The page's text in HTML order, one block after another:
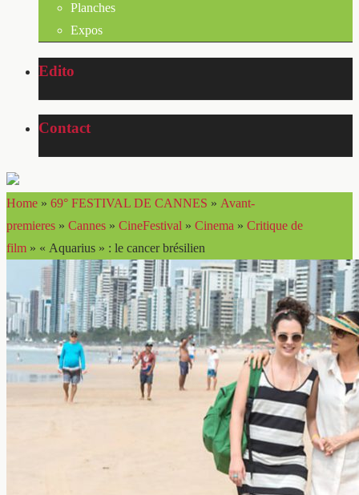
Planches
Expos
Edito
Contact
Home » 69° FESTIVAL DE CANNES » Avant-
premieres » Cannes » CineFestival » Cinema » Critique de
film » « Aquarius » : le cancer brésilien